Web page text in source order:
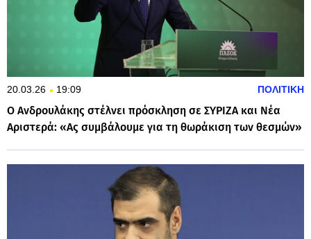
20.03.26 19:09 ΠΟΛΙΤΙΚΗ
Ο Ανδρουλάκης στέλνει πρόσκληση σε ΣΥΡΙΖΑ και Νέα
Αριστερά: «Ας συμβάλουμε για τη θωράκιση των θεσμών»